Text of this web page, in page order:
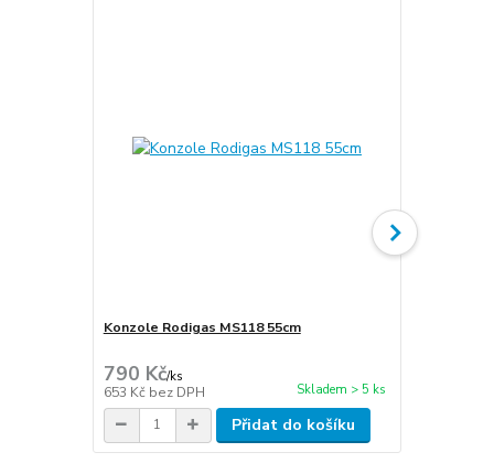
Konzole Rodigas MS118 55cm
790 Kč/ks
653 Kč bez DPH Skladem > 5 ks
Přidat do košíku